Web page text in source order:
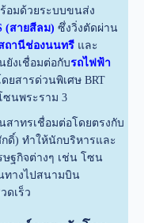
อมด้วยระบบขนส่ง
(สายสีลม) ซึ่งวิ่งตัดผ่าน
ถานีช่องนนทรี และ
ยังเชื่อมต่อกับรถไฟฟ้า
ยสารด่วนพิเศษ BRT
ซนพระราม 3
รเชื่อมต่อโดยตรงกับ
ดิ์) ทำให้นักบริหารและ
ษฐกิจต่างๆ เช่น โซน
ทางไปสนามบิน
ดเร็ว